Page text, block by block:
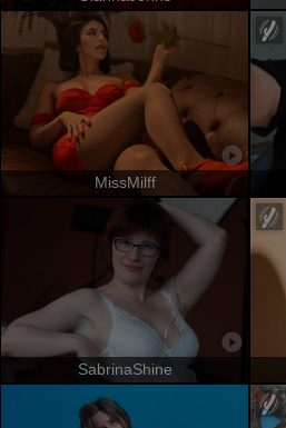
MissMilff
SabrinaShine